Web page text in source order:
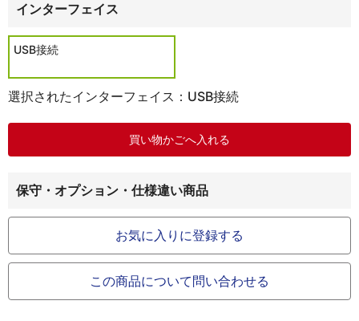
インターフェイス
USB接続
選択されたインターフェイス：USB接続
保守・オプション・仕様違い商品
お気に入りに登録する
この商品について問い合わせる